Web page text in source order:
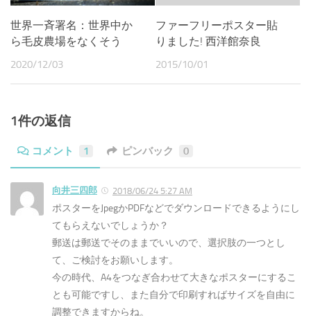
世界一斉署名：世界中か
ら毛皮農場をなくそう
2020/12/03
ファーフリーポスター貼
りました! 西洋館奈良
2015/10/01
1件の返信
コメント 1 ピンバック 0
向井三四郎 2018/06/24 5:27 AM
ポスターをJpegかPDFなどでダウンロードできるようにし
てもらえないでしょうか？
郵送は郵送でそのままでいいので、選択肢の一つとし
て、ご検討をお願いします。
今の時代、A4をつなぎ合わせて大きなポスターにするこ
とも可能ですし、また自分で印刷すればサイズを自由に
調整できますからね。